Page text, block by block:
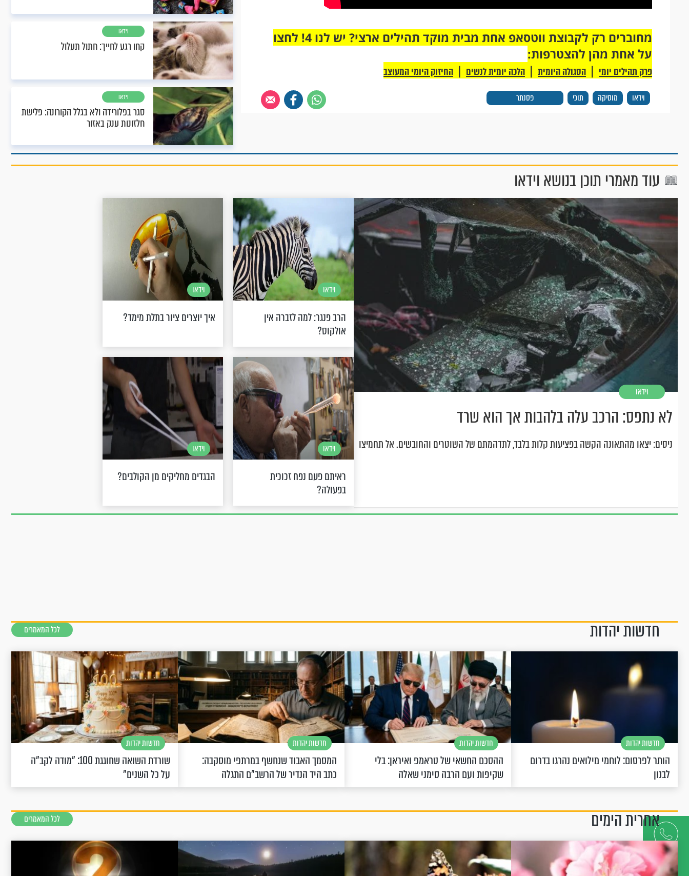
דברו
איתנו
וידאו מוסיקה תוכי פסנתר
מחוברים רק לקבוצת ווטסאפ אחת מבית מוקד תהילים ארצי? יש לנו 4! לחצו
על אחת מהן להצטרפות:
פרק תהילים יומי | הסגולה היומית | הלכה יומית לנשים | החיזוק היומי המעוצב
וידאו
קחו רגע לחייך: חתול תעלול
וידאו
סגר בפלורידה ולא בגלל הקורונה: פלישת
חלזונות ענק באזור
עוד מאמרי תוכן בנושא וידאו
וידאו
לא נתפס: הרכב עלה בלהבות אך הוא שרד
ניסים: יצאו מהתאונה הקשה בפציעות קלות בלבד, לתדהמתם של השוטרים והחובשים. אל תחמיצו
וידאו
הרב פנגר: למה לזברה אין
אולקוס?
וידאו
איך יוצרים ציור בתלת מימד?
וידאו
ראיתם פעם נפח זכוכית
בפעולה?
וידאו
הבגדים מחליקים מן הקולבים?
חדשות יהדות לכל המאמרים
חדשות יהדות
הותר לפרסום: לוחמי מילואים נהרגו בדרום
לבנון
חדשות יהדות
ההסכם החשאי של טראמפ ואיראן: בלי
שקיפות ועם הרבה סימני שאלה
חדשות יהדות
המסמך האבוד שנחשף במרתפי מוסקבה:
כתב היד הנדיר של הרשב"ם התגלה
חדשות יהדות
שורדת השואה שחוגגת 100: "מודה לקב"ה
על כל השנים"
אחרית הימים לכל המאמרים